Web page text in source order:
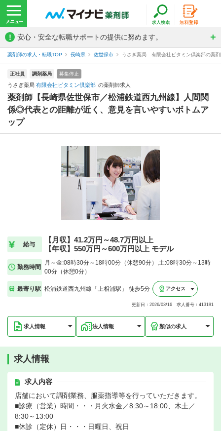
! 安心・安全な転職サポートの提供に努めます。
薬剤師の求人・転職TOP 長崎県 佐世保市 うさぎ薬局 有限会社ビタミン倶楽部の薬
正社員 調剤薬局 募集停止
うさぎ薬局 有限会社ビタミン倶楽部 の薬剤師求人
薬剤師【長崎県佐世保市／松浦鉄道西九州線】人間関
係◎代表との距離が近く、意見を言いやすいボトムア
ップ
給与
【月収】41.2万円～48.7万円以上
【年収】550万円～600万円以上 モデル
勤務時間
月～金:08時30分～18時00分（休憩90分）,土:08時30分～13時
00分（休憩0分）
最寄り駅 松浦鉄道西九州線「上相浦駅」 徒歩5分 アクセス
更新日：2026/03/16 求人番号：413191
求人情報 法人情報 類似の求人
求人情報
求人内容
店舗において調剤業務、服薬指導等を行っていただきます。
■診療（営業）時間・・・月火水金／8:30～18:00、木土／
8:30～13:00
■休診（定休）日・・・日曜日、祝日